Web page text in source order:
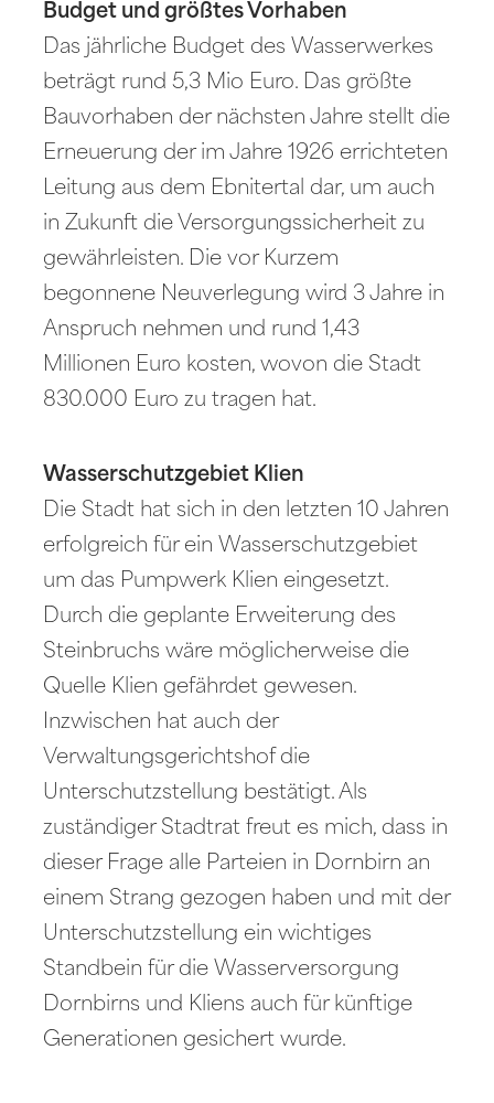
Budget und größtes Vorhaben
Das jährliche Budget des Wasserwerkes
beträgt rund 5,3 Mio Euro. Das größte
Bauvorhaben der nächsten Jahre stellt die
Erneuerung der im Jahre 1926 errichteten
Leitung aus dem Ebnitertal dar, um auch
in Zukunft die Versorgungssicherheit zu
gewährleisten. Die vor Kurzem
begonnene Neuverlegung wird 3 Jahre in
Anspruch nehmen und rund 1,43
Millionen Euro kosten, wovon die Stadt
830.000 Euro zu tragen hat.
Wasserschutzgebiet Klien
Die Stadt hat sich in den letzten 10 Jahren
erfolgreich für ein Wasserschutzgebiet
um das Pumpwerk Klien eingesetzt.
Durch die geplante Erweiterung des
Steinbruchs wäre möglicherweise die
Quelle Klien gefährdet gewesen.
Inzwischen hat auch der
Verwaltungsgerichtshof die
Unterschutzstellung bestätigt. Als
zuständiger Stadtrat freut es mich, dass in
dieser Frage alle Parteien in Dornbirn an
einem Strang gezogen haben und mit der
Unterschutzstellung ein wichtiges
Standbein für die Wasserversorgung
Dornbirns und Kliens auch für künftige
Generationen gesichert wurde.